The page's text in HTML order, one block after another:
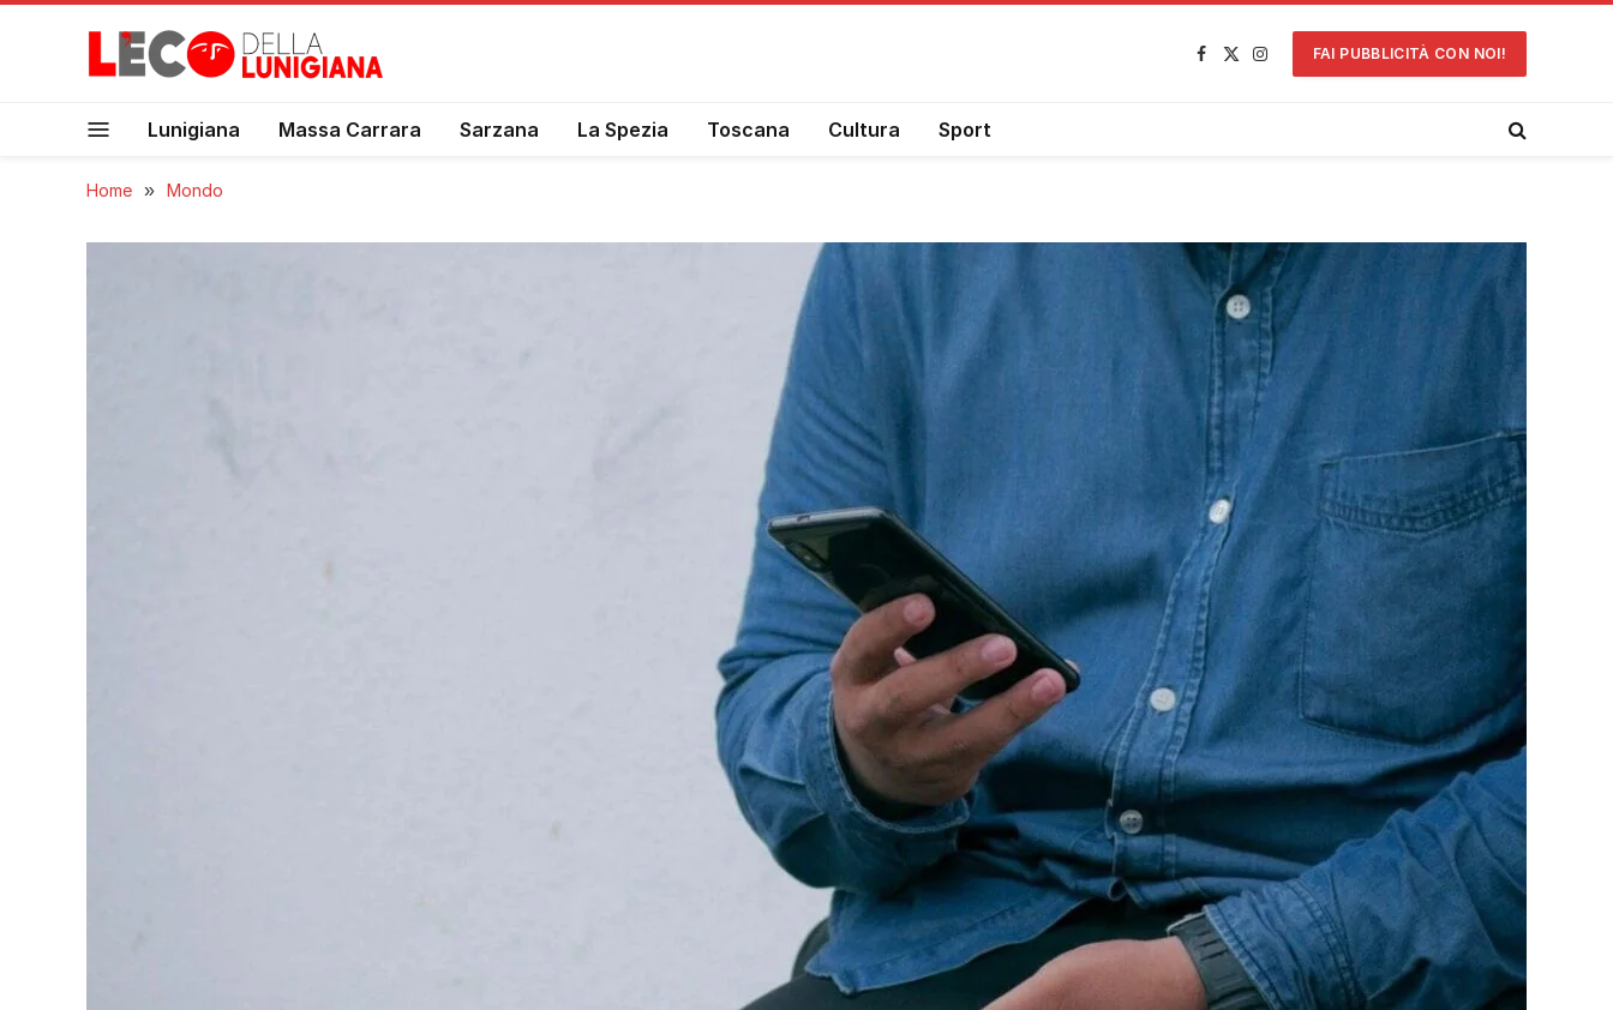
Facebook
X
Instagram
FAI PUBBLICITÀ CON NOI!
Lunigiana Massa Carrara Sarzana La Spezia Toscana Cultura Sport
Home » Mondo